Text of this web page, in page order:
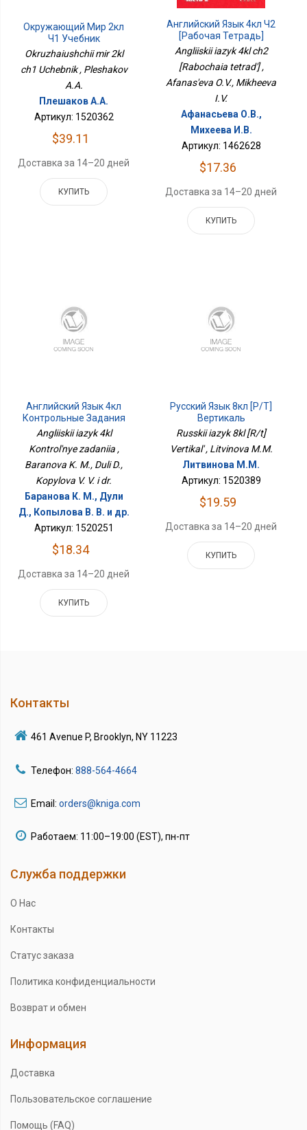
Окружающий Мир 2кл
Ч1 Учебник
Okruzhaiushchii mir 2kl
ch1 Uchebnik , Pleshakov
A.A.
Плешаков А.А.
Артикул: 1520362
$39.11
Доставка за 14–20 дней
КУПИТЬ
Английский Язык 4кл Ч2
[Рабочая Тетрадь]
Angliiskii iazyk 4kl ch2
[Rabochaia tetrad'] ,
Afanas'eva O.V., Mikheeva
I.V.
Афанасьева О.В.,
Михеева И.В.
Артикул: 1462628
$17.36
Доставка за 14–20 дней
КУПИТЬ
Английский Язык 4кл
Контрольные Задания
Angliiskii iazyk 4kl
Kontrol'nye zadaniia ,
Baranova K. M., Duli D.,
Kopylova V. V. i dr.
Баранова К. М., Дули
Д., Копылова В. В. и др.
Артикул: 1520251
$18.34
Доставка за 14–20 дней
КУПИТЬ
Русский Язык 8кл [Р/т]
Вертикаль
Russkii iazyk 8kl [R/t]
Vertikal' , Litvinova M.M.
Литвинова М.М.
Артикул: 1520389
$19.59
Доставка за 14–20 дней
КУПИТЬ
Контакты
461 Avenue P, Brooklyn, NY 11223
Телефон: 888-564-4664
Email: orders@kniga.com
Работаем: 11:00–19:00 (EST), пн-пт
Служба поддержки
О Нас
Контакты
Статус заказа
Политика конфиденциальности
Возврат и обмен
Информация
Доставка
Пользовательское соглашение
Помощь (FAQ)